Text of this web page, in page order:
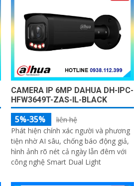
CAMERA IP 6MP DAHUA DH-IPC-
HFW3649T-ZAS-IL-BLACK
5%-35%
liên hệ
Phát hiện chính xác người và phương
tiện nhờ AI sâu, chống báo động giả,
hình ảnh rõ nét cả ngày lẫn đêm với
công nghệ Smart Dual Light